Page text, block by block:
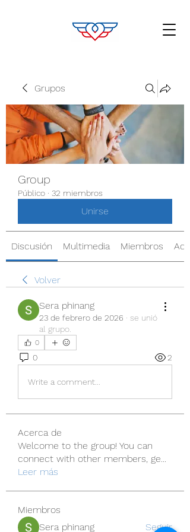
Grupos
Group
Público · 32 miembros
Unirse
Discusión Multimedia Miembros
Volver
Sera phinang
23 de febrero de 2026 · se unió
al grupo.
0
0 2
Write a comment...
Acerca de
Welcome to the group! You can
connect with other members, ge...
Leer más
Miembros
Sera phinang
Seguir